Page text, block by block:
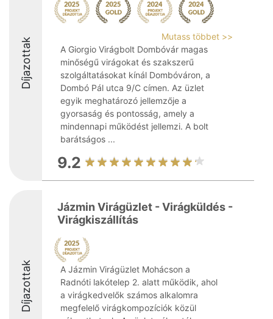
Díjazottak
Mutass többet >>
A Giorgio Virágbolt Dombóvár magas
minőségű virágokat és szakszerű
szolgáltatásokat kínál Dombóváron, a
Dombó Pál utca 9/C címen. Az üzlet
egyik meghatározó jellemzője a
gyorsaság és pontosság, amely a
mindennapi működést jellemzi. A bolt
barátságos ...
9.2
Díjazottak
Jázmin Virágüzlet - Virágküldés -
Virágkiszállítás
A Jázmin Virágüzlet Mohácson a
Radnóti lakótelep 2. alatt működik, ahol
a virágkedvelők számos alkalomra
megfelelő virágkompozíciók közül